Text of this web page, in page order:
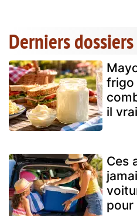
Derniers dossiers
frigo
il
Ces
pour